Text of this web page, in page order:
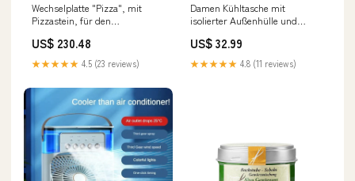
Wechselplatte "Pizza", mit
Pizzastein, für den
St sub-pasteten-gelées
US$ 230.48
★★★★★ 4.5 (23 reviews)
Damen Kühltasche mit
isolierter Außenhülle und
Karnz volume
US$ 32.99
★★★★★ 4.8 (11 reviews)